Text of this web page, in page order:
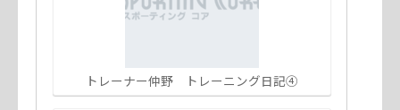
トレーナー仲野 トレーニング日記④